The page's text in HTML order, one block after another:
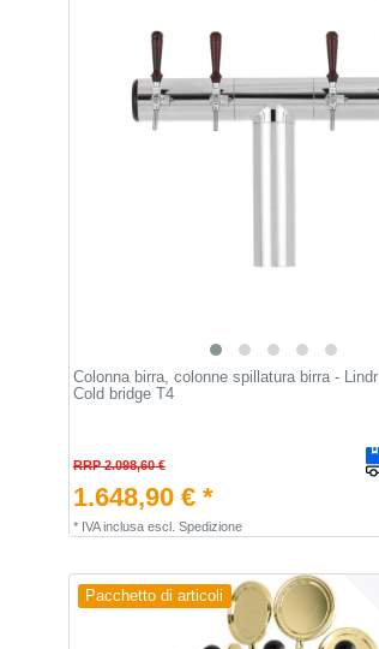
Colonna birra, colonne spillatura birra - Lindr
Cold bridge T4
RRP 2.098,60 €
1.648,90 € *
* IVA inclusaescl. Spedizione
Pacchetto di articoli